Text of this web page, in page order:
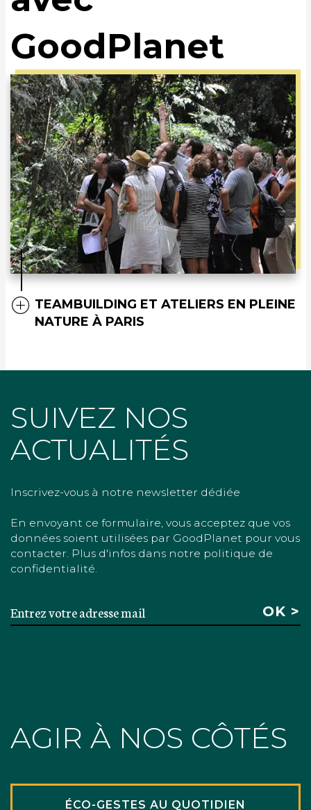
GoodPlanet
TEAMBUILDING ET ATELIERS EN PLEINE
NATURE À PARIS
SUIVEZ NOS
ACTUALITÉS
Inscrivez-vous à notre newsletter dédiée
En envoyant ce formulaire, vous acceptez que vos
données soient utilisées par GoodPlanet pour vous
contacter. Plus d'infos dans notre politique de
confidentialité.
AGIR À NOS CÔTÉS
ÉCO-GESTES AU QUOTIDIEN